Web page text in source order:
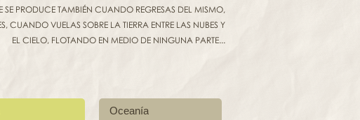
PRODUCE TAMBIÉN CUANDO REGRESAS DEL MISMO,
CUANDO VUELAS SOBRE LA TIERRA ENTRE LAS NUBES Y
EL CIELO, FLOTANDO EN MEDIO DE NINGUNA PARTE...
Oceanía